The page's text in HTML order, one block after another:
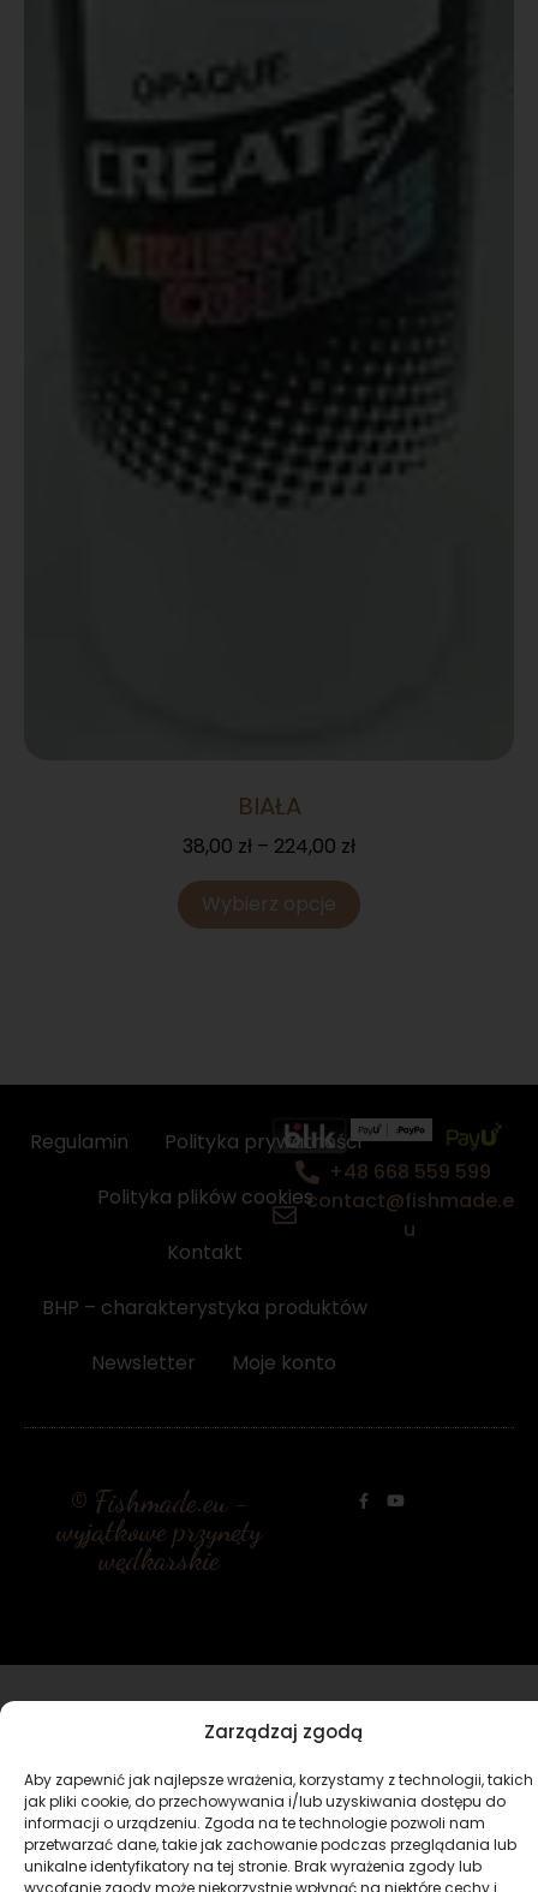
Zarządzaj zgodą
Aby zapewnić jak najlepsze wrażenia, korzystamy z technologii, takich
jak pliki cookie, do przechowywania i/lub uzyskiwania dostępu do
informacji o urządzeniu. Zgoda na te technologie pozwoli nam
przetwarzać dane, takie jak zachowanie podczas przeglądania lub
unikalne identyfikatory na tej stronie. Brak wyrażenia zgody lub
wycofanie zgody może niekorzystnie wpłynąć na niektóre cechy i
BIAŁA
38,00 zł – 224,00 zł
Wybierz opcje
Regulamin
Polityka prywatności
Polityka plików cookies
Kontakt
BHP – charakterystyka produktów
Newsletter
Moje konto
+48 668 559 599
contact@fishmade.e
u
© Fishmade.eu -
wyjątkowe przynęty
wędkarskie